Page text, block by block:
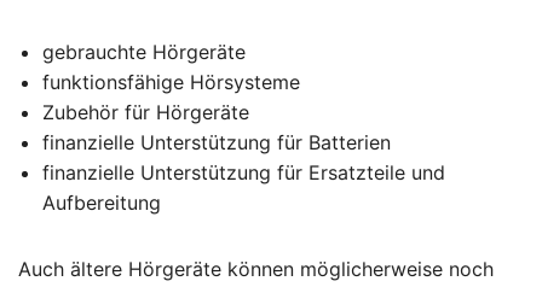
gebrauchte Hörgeräte
funktionsfähige Hörsysteme
Zubehör für Hörgeräte
finanzielle Unterstützung für Batterien
finanzielle Unterstützung für Ersatzteile und
Aufbereitung
Auch ältere Hörgeräte können möglicherweise noch